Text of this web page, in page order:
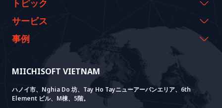
MIICHISOFT VIETNAM
ハノイ市、Nghia Do 坊、Tay Ho Tayニューアーバンエリア、6th
Element ビル、M棟、5階。
代表のメッセージ
沿革
価値観
トピック
イベント & ウェビナー
資料室
ニュース
FAQ
サービス
AI CO-CREATION
AI PoC開発
Core Lab
System Lab
Power Lab
AI+ SOLUTIONS
AI+ Products
Meet AI+
AI+ Package
VIETNAM BRIDGE
BOTモデル
事例
実績
お客様の声